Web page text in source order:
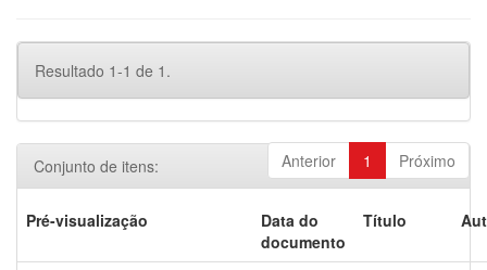
Resultado 1-1 de 1.
Anterior 1 Próximo
Conjunto de itens:
Pré-visualização
Data do
documento
Título